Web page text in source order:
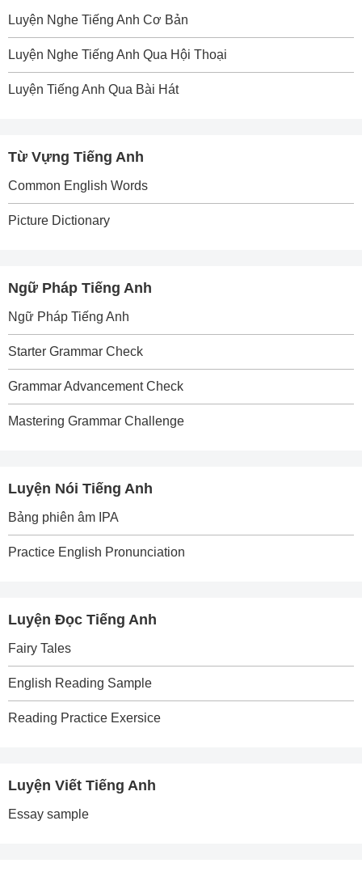
Luyện Nghe Tiếng Anh Cơ Bản
Luyện Nghe Tiếng Anh Qua Hội Thoại
Luyện Tiếng Anh Qua Bài Hát
Từ Vựng Tiếng Anh
Common English Words
Picture Dictionary
Ngữ Pháp Tiếng Anh
Ngữ Pháp Tiếng Anh
Starter Grammar Check
Grammar Advancement Check
Mastering Grammar Challenge
Luyện Nói Tiếng Anh
Bảng phiên âm IPA
Practice English Pronunciation
Luyện Đọc Tiếng Anh
Fairy Tales
English Reading Sample
Reading Practice Exersice
Luyện Viết Tiếng Anh
Essay sample